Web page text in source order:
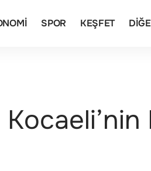
SPOR KEŞFET